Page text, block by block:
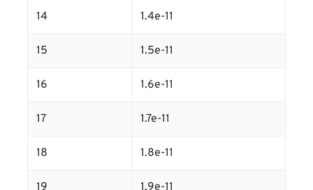
14 1.4e-11
15 1.5e-11
16 1.6e-11
17 1.7e-11
18 1.8e-11
19 1.9e-11